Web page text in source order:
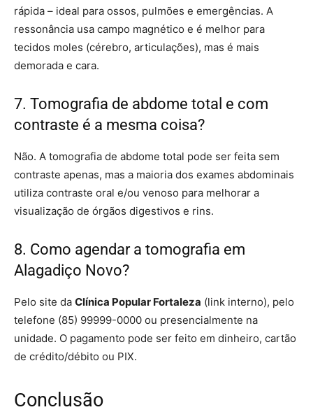
rápida – ideal para ossos, pulmões e emergências. A
ressonância usa campo magnético e é melhor para
tecidos moles (cérebro, articulações), mas é mais
demorada e cara.
7. Tomografia de abdome total e com
contraste é a mesma coisa?
Não. A tomografia de abdome total pode ser feita sem
contraste apenas, mas a maioria dos exames abdominais
utiliza contraste oral e/ou venoso para melhorar a
visualização de órgãos digestivos e rins.
8. Como agendar a tomografia em
Alagadiço Novo?
Pelo site da Clínica Popular Fortaleza (link interno), pelo
telefone (85) 99999-0000 ou presencialmente na
unidade. O pagamento pode ser feito em dinheiro, cartão
de crédito/débito ou PIX.
Conclusão